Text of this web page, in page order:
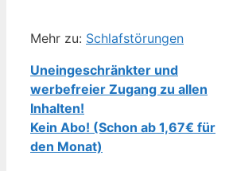
Mehr zu: Schlafstörungen
Uneingeschränkter und
werbefreier Zugang zu allen
Inhalten!
Kein Abo! (Schon ab 1,67€ für
den Monat)